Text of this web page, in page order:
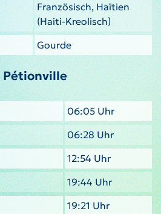
Französisch, Haïtien
(Haiti-Kreolisch)
Gourde
Pétionville
06:05 Uhr
06:28 Uhr
12:54 Uhr
19:44 Uhr
19:21 Uhr